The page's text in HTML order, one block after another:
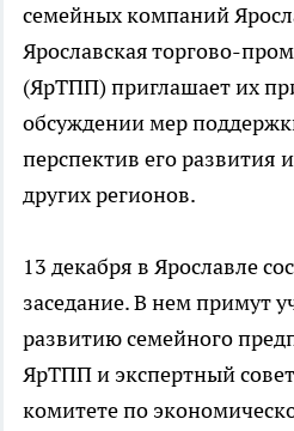
семейных компаний
Ярославская торгово-
(ЯрТПП) приглашает их
обсуждении мер
перспектив его развития
других регионов.
13 декабря в Ярославле
заседание. В нем примут
развитию семейного
ЯрТПП и экспертный
комитете по